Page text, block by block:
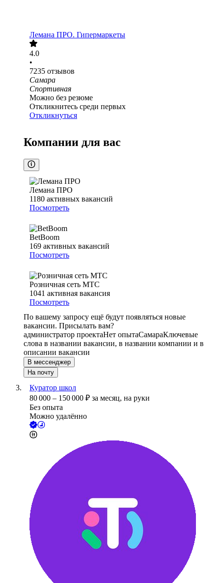
Лемана ПРО. Гипермаркеты
4.0
•
7235 отзывов
Самара
Спортивная
Можно без резюме
Откликнитесь среди первых
Откликнуться
Компании для вас
Лемана ПРО
1180 активных вакансий
Посмотреть
BetBoom
169 активных вакансий
Посмотреть
Розничная сеть МТС
1041 активная вакансия
Посмотреть
По вашему запросу ещё будут появляться новые
вакансии. Присылать вам?
администратор проектаНет опытаСамараКлючевые
слова в названии вакансии, в названии компании и в
описании вакансии
В мессенджер
На почту
Куратор школ
80 000 – 150 000 ₽ за месяц, на руки
Без опыта
Можно удалённо